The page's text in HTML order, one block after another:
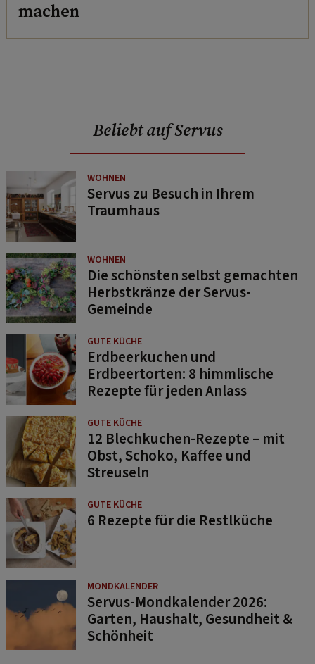
machen
Beliebt auf Servus
WOHNEN
Servus zu Besuch in Ihrem
Traumhaus
WOHNEN
Die schönsten selbst gemachten
Herbstkränze der Servus-
Gemeinde
GUTE KÜCHE
Erdbeerkuchen und
Erdbeertorten: 8 himmlische
Rezepte für jeden Anlass
GUTE KÜCHE
12 Blechkuchen-Rezepte – mit
Obst, Schoko, Kaffee und
Streuseln
GUTE KÜCHE
6 Rezepte für die Restlküche
MONDKALENDER
Servus-Mondkalender 2026:
Garten, Haushalt, Gesundheit &
Schönheit